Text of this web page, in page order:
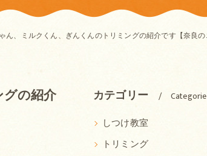
ん、ミルクくん、ぎんくんのトリミングの紹介です【奈良の
の紹介
カテゴリー
しつけ教室
トリミング